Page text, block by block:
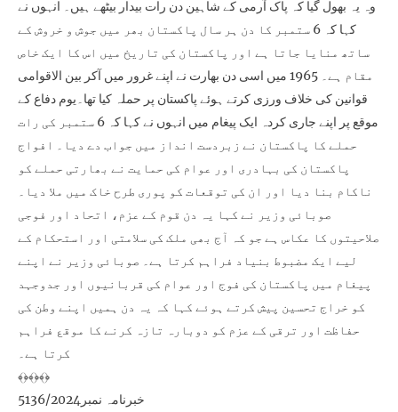
وہ یہ بھول گیا کہ پاک آرمی کے شاہین دن رات بیدار بیٹھے ہیں۔ انہوں نے
کہا کہ 6 ستمبر کا دن ہر سال پاکستان بھر میں جوش و خروش کے
ساتھ منایا جاتا ہے اور پاکستان کی تاریخ میں اس کا ایک خاص
مقام ہے۔ 1965 میں اسی دن بھارت نے اپنے غرور میں آکر بین الاقوامی
قوانین کی خلاف ورزی کرتے ہوئے پاکستان پر حملہ کیا تھا۔یوم دفاع کے
موقع پر اپنے جاری کردہ ایک پیغام میں انہوں نے کہا کہ 6 ستمبر کی رات
حملے کا پاکستان نے زبردست انداز میں جواب دے دیا۔ افواج
پاکستان کی بہادری اور عوام کی حمایت نے بھارتی حملے کو
ناکام بنا دیا اور ان کی توقعات کو پوری طرح خاک میں ملا دیا۔
صوبائی وزیر نے کہا یہ دن قوم کے عزم، اتحاد اور فوجی
صلاحیتوں کا عکاس ہے جو کہ آج بھی ملک کی سلامتی اور استحکام کے
لیے ایک مضبوط بنیاد فراہم کرتا ہے۔ صوبائی وزیر نے اپنے
پیغام میں پاکستان کی فوج اور عوام کی قربانیوں اور جدوجہد
کو خراج تحسین پیش کرتے ہوئے کہا کہ یہ دن ہمیں اپنے وطن کی
حفاظت اور ترقی کے عزم کو دوبارہ تازہ کرنے کا موقع فراہم
کرتا ہے۔
﴾﴿﴾﴿﴾﴿
خبرنامہ نمبر5136/2024